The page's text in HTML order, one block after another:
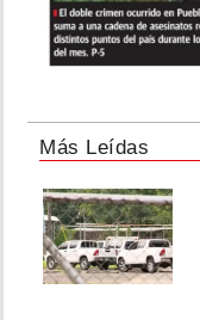
Más Leídas